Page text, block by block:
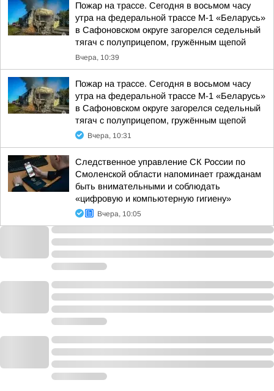
Пожар на трассе. Сегодня в восьмом часу
утра на федеральной трассе М-1 «Беларусь»
в Сафоновском округе загорелся седельный
тягач с полуприцепом, гружённым щепой
Вчера, 10:39
Пожар на трассе. Сегодня в восьмом часу
утра на федеральной трассе М-1 «Беларусь»
в Сафоновском округе загорелся седельный
тягач с полуприцепом, гружённым щепой
Вчера, 10:31
Следственное управление СК России по
Смоленской области напоминает гражданам
быть внимательными и соблюдать
«цифровую и компьютерную гигиену»
Вчера, 10:05